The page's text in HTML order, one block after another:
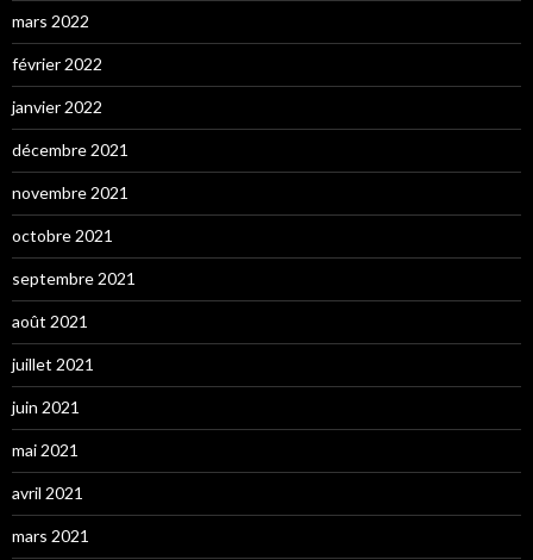
mars 2022
février 2022
janvier 2022
décembre 2021
novembre 2021
octobre 2021
septembre 2021
août 2021
juillet 2021
juin 2021
mai 2021
avril 2021
mars 2021